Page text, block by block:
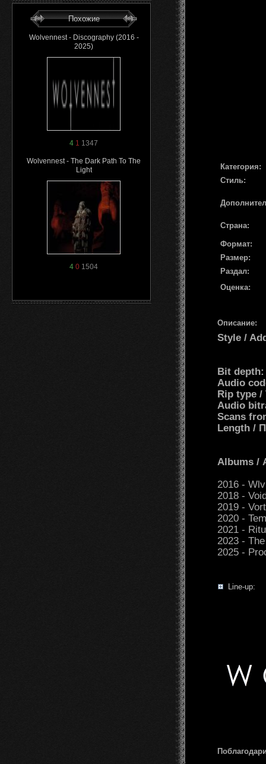
Похожие
Wolvennest - Discography (2016 -
2025)
4 1 1347
Wolvennest - The Dark Path To The
Light
4 0 1504
Категория:
Стиль:
Страна:
Формат:
Размер:
Раздал:
Оценка:
Описание:
Style /
Bit
Audio
Rip type
Audio
Scans
Length /
Albums /
2016 -
2018 -
2019 -
2020 -
2021 -
2023 -
2025 -
Line-up: